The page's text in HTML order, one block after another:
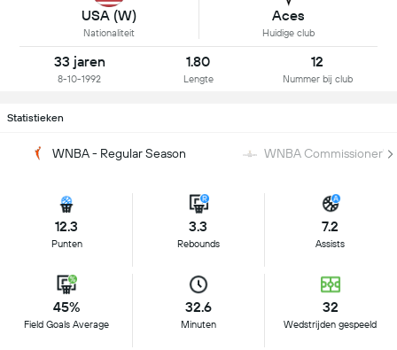
USA (W)
Nationaliteit
Aces
Huidige club
33 jaren
8-10-1992
1.80
Lengte
12
Nummer bij club
Statistieken
WNBA - Regular Season WNBA Commissioner's
12.3
Punten
3.3
Rebounds
7.2
Assists
45%
Field Goals Average
32.6
Minuten
32
Wedstrijden gespeeld